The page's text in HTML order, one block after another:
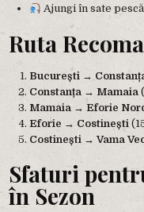
Ajungi în sate
Ruta
București →
Constanța → Mamaia
Mamaia → Eforie
Eforie → Costinești
Costinești → Vama
Sfaturi
în Sezon